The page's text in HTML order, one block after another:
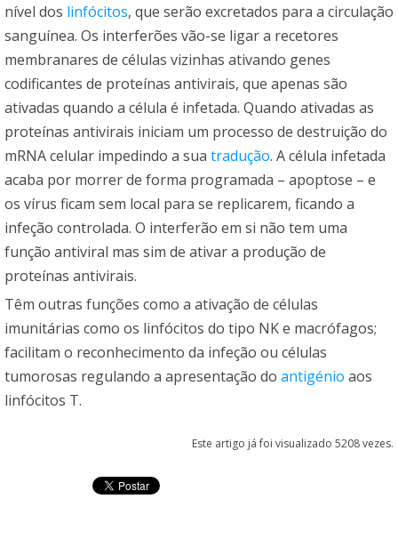
nível dos linfócitos, que serão excretados para a circulação
sanguínea. Os interferões vão-se ligar a recetores
membranares de células vizinhas ativando genes
codificantes de proteínas antivirais, que apenas são
ativadas quando a célula é infetada. Quando ativadas as
proteínas antivirais iniciam um processo de destruição do
mRNA celular impedindo a sua tradução. A célula infetada
acaba por morrer de forma programada – apoptose – e
os vírus ficam sem local para se replicarem, ficando a
infeção controlada. O interferão em si não tem uma
função antiviral mas sim de ativar a produção de
proteínas antivirais.
Têm outras funções como a ativação de células
imunitárias como os linfócitos do tipo NK e macrófagos;
facilitam o reconhecimento da infeção ou células
tumorosas regulando a apresentação do antigénio aos
linfócitos T.
Este artigo já foi visualizado 5208 vezes.